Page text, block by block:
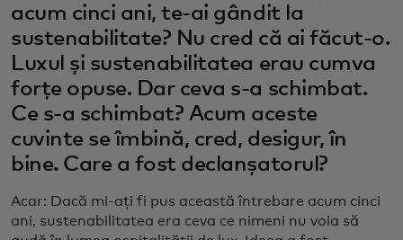
acum cinci ani, te-ai gândit la
sustenabilitate? Nu cred că ai făcut-o.
Luxul și sustenabilitatea erau cumva
forțe opuse. Dar ceva s-a schimbat.
Ce s-a schimbat? Acum aceste
cuvinte se îmbină, cred, desigur, în
bine. Care a fost declanșatorul?
Acar: Dacă mi-ați fi pus această întrebare acum cinci
ani, sustenabilitatea era ceva ce nimeni nu voia să